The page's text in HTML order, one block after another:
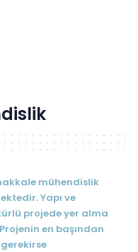
mühendislik
Yapı ve
projede yer alma
en başından